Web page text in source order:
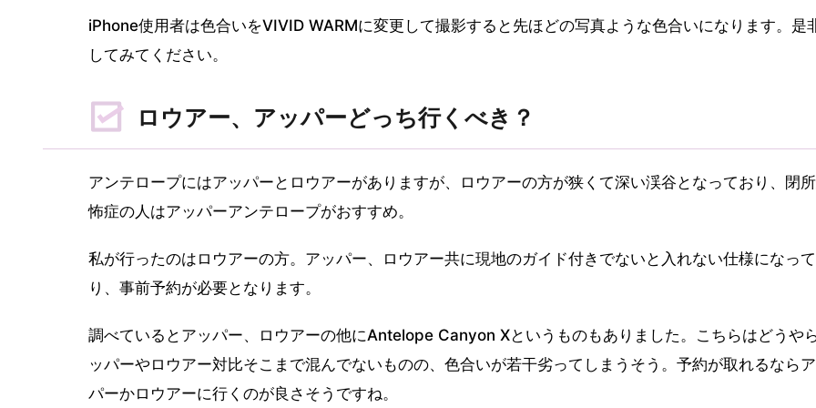
iPhone使用者は色合いをVIVID WARMに変更して撮影すると先ほどの写真ような色合いになります。是
してみてください。
ロウアー、アッパーどっち行くべき？
アンテロープにはアッパーとロウアーがありますが、ロウアーの方が狭くて深い渓谷となっており、閉
怖症の人はアッパーアンテロープがおすすめ。
私が行ったのはロウアーの方。アッパー、ロウアー共に現地のガイド付きでないと入れない仕様になっ
り、事前予約が必要となります。
調べているとアッパー、ロウアーの他にAntelope Canyon Xというものもありました。こちらはどうや
ッパーやロウアー対比そこまで混んでないものの、色合いが若干劣ってしまうそう。予約が取れるなら
パーかロウアーに行くのが良さそうですね。